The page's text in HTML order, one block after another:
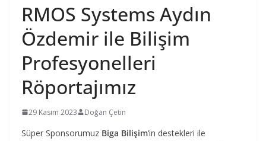
RMOS Systems Aydın
Özdemir ile Bilişim
Profesyonelleri
Röportajımız
29 Kasım 2023 Doğan Çetin
Süper Sponsorumuz Biga Bilişim‘in destekleri ile